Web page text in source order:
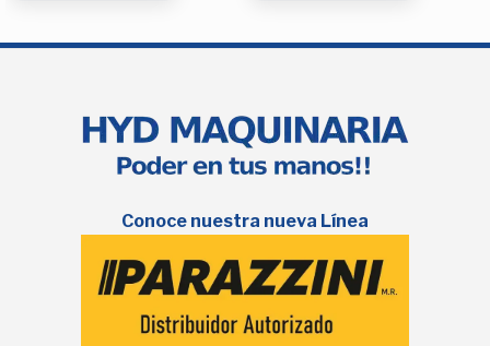
Conoce nuestra nueva Línea